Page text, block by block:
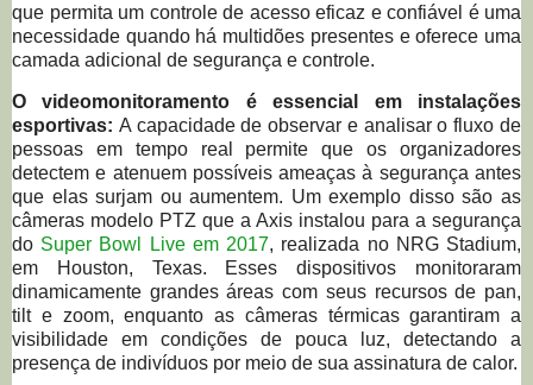
que permita um controle de acesso eficaz e confiável é uma
necessidade quando há multidões presentes e oferece uma
camada adicional de segurança e controle.
O videomonitoramento é essencial em instalações
esportivas: A capacidade de observar e analisar o fluxo de
pessoas em tempo real permite que os organizadores
detectem e atenuem possíveis ameaças à segurança antes
que elas surjam ou aumentem. Um exemplo disso são as
câmeras modelo PTZ que a Axis instalou para a segurança
do Super Bowl Live em 2017, realizada no NRG Stadium,
em Houston, Texas. Esses dispositivos monitoraram
dinamicamente grandes áreas com seus recursos de pan,
tilt e zoom, enquanto as câmeras térmicas garantiram a
visibilidade em condições de pouca luz, detectando a
presença de indivíduos por meio de sua assinatura de calor.